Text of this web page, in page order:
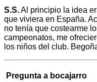
S.S.Al principio la idea
que viviera en España.
no tenía que costearme
campeonatos, me
los niños del club.
Pregunta a bocajarro